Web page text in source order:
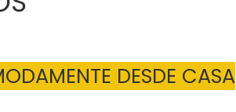
DESDE CASA